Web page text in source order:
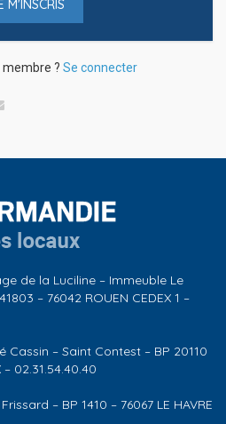
M'INSCRIS
membre ? Se connecter
de la Luciline – Immeuble Le
– 76042 ROUEN CEDEX 1 –
Cassin – Saint Contest – BP 20110
– 02.31.54.40.40
– BP 1410 – 76067 LE HAVRE